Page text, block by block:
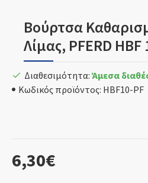
Βούρτσα
Λίμας, PFERD HBF
6,30€
Διαθεσιμότητα: Άμεσα
Κωδικός προϊόντος: HBF10-PF